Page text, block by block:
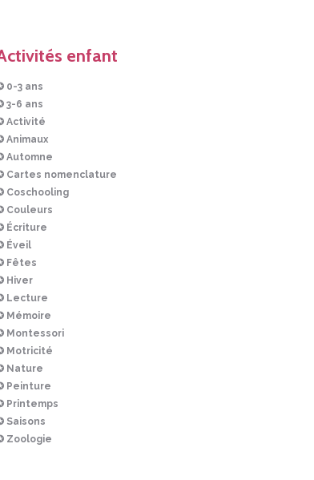
enfant
0-3 ans
3-6 ans
Activité
Animaux
Automne
Cartes nomenclature
Coschooling
Couleurs
Écriture
Éveil
Fêtes
Hiver
Lecture
Mémoire
Montessori
Motricité
Nature
Peinture
Printemps
Saisons
Zoologie